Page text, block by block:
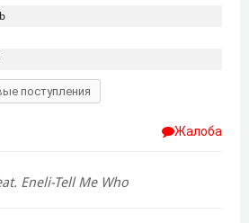
поступления
Жалоба
Eneli-Tell Me Who